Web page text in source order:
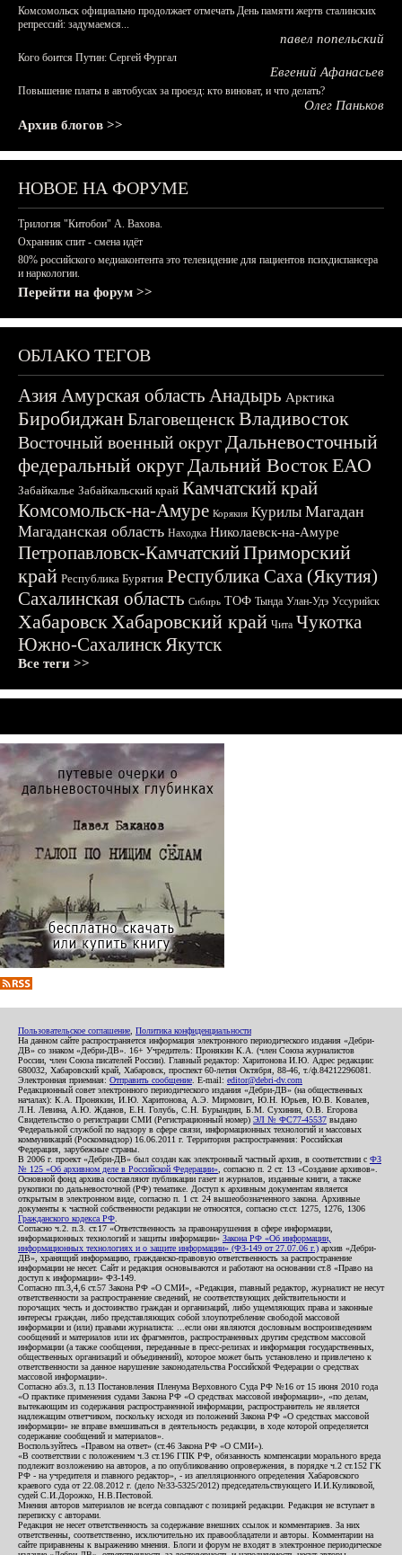
Комсомольск официально продолжает отмечать День памяти жертв сталинских
репрессий: задумаемся...
павел попельский
Кого боится Путин: Сергей Фургал
Евгений Афанасьев
Повышение платы в автобусах за проезд: кто виноват, и что делать?
Олег Паньков
Архив блогов >>
НОВОЕ НА ФОРУМЕ
Трилогия "Китобои" А. Вахова.
Охранник спит - смена идёт
80% российского медиаконтента это телевидение для пациентов психдиспансера
и наркологии.
Перейти на форум >>
ОБЛАКО ТЕГОВ
АзияАмурская область Анадырь Арктика
БиробиджанБлаговещенскВладивосток
Восточный военный округДальневосточный
федеральный округДальний ВостокЕАО
Забайкалье Забайкальский край Камчатский край
Комсомольск-на-Амуре Корякия Курилы Магадан
Магаданская область Находка Николаевск-на-Амуре
Петропавловск-КамчатскийПриморский
край Республика Бурятия Республика Саха (Якутия)
Сахалинская область Сибирь ТОФ Тында Улан-Удэ Уссурийск
ХабаровскХабаровский край Чита Чукотка
Южно-СахалинскЯкутск
Все теги >>
Пользовательское соглашение Политика конфиденциальности
На данном сайте распространяется информация электронного периодического издания «Дебри-
ДВ» со знаком «Дебри-ДВ». 16+ Учредитель: Пронякин К.А. (член Союза журналистов
России, член Союза писателей России). Главный редактор: Харитонова И.Ю. Адрес редакции:
680032, Хабаровский край, Хабаровск, проспект 60-летия Октября, 88-46, т./ф.84212296081.
Электронная приемная: Отправить сообщение . E-mail: editor@debri-dv.com
Редакционный совет электронного периодического издания «Дебри-ДВ» (на общественных
началах): К.А. Пронякин, И.Ю. Харитонова, А.Э. Мирмович, Ю.Н. Юрьев, Ю.В. Ковалев,
Л.Н. Левина, А.Ю. Жданов, Е.Н. Голубь, С.Н. Бурындин, Б.М. Сухинин, О.В. Егорова
Свидетельство о регистрации СМИ (Регистрационный номер) ЭЛ № ФС77-45537 выдано
Федеральной службой по надзору в сфере связи, информационных технологий и массовых
коммуникаций (Роскомнадзор) 16.06.2011 г. Территория распространения: Российская
Федерация, зарубежные страны.
В 2006 г. проект «Дебри-ДВ» был создан как электронный частный архив, в соответствии с ФЗ
№ 125 «Об архивном деле в Российской Федерации» , согласно п. 2 ст. 13 «Создание архивов».
Основной фонд архива составляют публикации газет и журналов, изданные книги, а также
рукописи по дальневосточной (РФ) тематике. Доступ к архивным документам является
открытым в электронном виде, согласно п. 1 ст. 24 вышеобозначенного закона. Архивные
документы к частной собственности редакции не относятся, согласно ст.ст. 1275, 1276, 1306
Гражданского кодекса РФ
Согласно ч.2. п.3. ст.17 «Ответственность за правонарушения в сфере информации,
информационных технологий и защиты информации» Закона РФ «Об информации,
информационных технологиях и о защите информации» (ФЗ-149 от 27.07.06 г.) архив «Дебри-
ДВ», хранящий информацию, гражданско-правовую ответственность за распространение
информации не несет. Сайт и редакция основываются и работают на основании ст.8 «Право на
доступ к информации» ФЗ-149.
Согласно пп.3,4,6 ст.57 Закона РФ «О СМИ», «Редакция, главный редактор, журналист не несут
ответственности за распространение сведений, не соответствующих действительности и
порочащих честь и достоинство граждан и организаций, либо ущемляющих права и законные
интересы граждан, либо представляющих собой злоупотребление свободой массовой
информации и (или) правами журналиста: ...если они являются дословным воспроизведением
сообщений и материалов или их фрагментов, распространенных другим средством массовой
информации (а также сообщения, переданные в пресс-релизах и информация государственных,
общественных организаций и объединений), которое может быть установлено и привлечено к
ответственности за данное нарушение законодательства Российской Федерации о средствах
массовой информации».
Согласно абз.3, п.13 Постановления Пленума Верховного Суда РФ №16 от 15 июня 2010 года
«О практике применения судами Закона РФ «О средствах массовой информации», «по делам,
вытекающим из содержания распространенной информации, распространитель не является
надлежащим ответчиком, поскольку исходя из положений Закона РФ «О средствах массовой
информации» не вправе вмешиваться в деятельность редакции, в ходе которой определяется
содержание сообщений и материалов».
Воспользуйтесь «Правом на ответ» (ст.46 Закона РФ «О СМИ»).
«В соответствии с положением ч.3 ст.196 ГПК РФ, обязанность компенсации морального вреда
подлежит возложению на авторов, а по опубликованию опровержения, в порядке ч.2 ст.152 ГК
РФ - на учредителя и главного редактор», - из апелляционного определения Хабаровского
краевого суда от 22.08.2012 г. (дело №33-5325/2012) председательствующего И.И.Куликовой,
судей С.И.Дорожко, Н.В.Пестовой.
Мнения авторов материалов не всегда совпадают с позицией редакции. Редакция не вступает в
переписку с авторами.
Редакция не несет ответственность за содержание внешних ссылок и комментариев. За них
ответственны, соответственно, исключительно их правообладатели и авторы. Комментарии на
сайте приравнены к выражению мнения. Блоги и форум не входят в электронное периодическое